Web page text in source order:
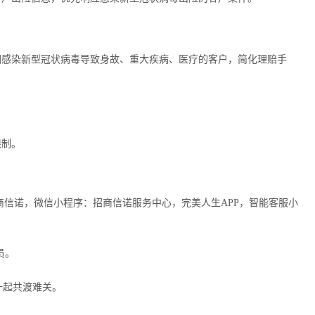
染新型冠状病毒导致身故、重大疾病、医疗的客户，简化理赔手
。
诺，微信小程序：招商信诺服务中心，完美人生APP，智能客服小
共渡难关。